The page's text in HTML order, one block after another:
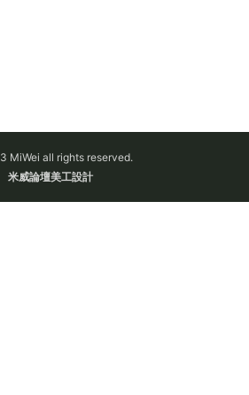
MiWei all rights reserved.
米威論壇美工設計